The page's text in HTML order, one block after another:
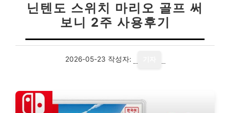
닌텐도 스위치 마리오 골프 써
보니 2주 사용후기
2026-05-23 작성자: